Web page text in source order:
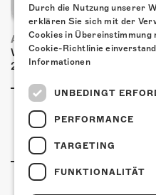
AIRBOURNE - SPECIAL
Wow, das ist ein Ding!
2026 für eine exklusive
Durch die Nutzung unserer
erklären Sie sich mit der
Cookies in Übereinstimmung
Cookie-Richtlinie
Informationen
UNBEDINGT
PERFORMANCE
TARGETING
FUNKTIONALITÄT